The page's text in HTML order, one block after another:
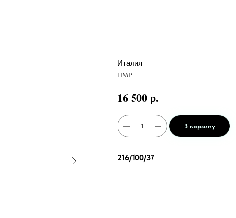
Италия
ПМР
16 500р.
В корзину
216/100/37